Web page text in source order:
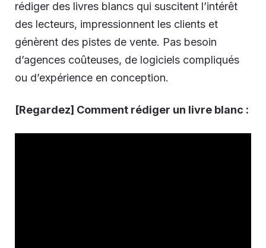
rédiger des livres blancs qui suscitent l’intérêt
des lecteurs, impressionnent les clients et
génèrent des pistes de vente. Pas besoin
d’agences coûteuses, de logiciels compliqués
ou d’expérience en conception.
[Regardez] Comment rédiger un livre blanc :